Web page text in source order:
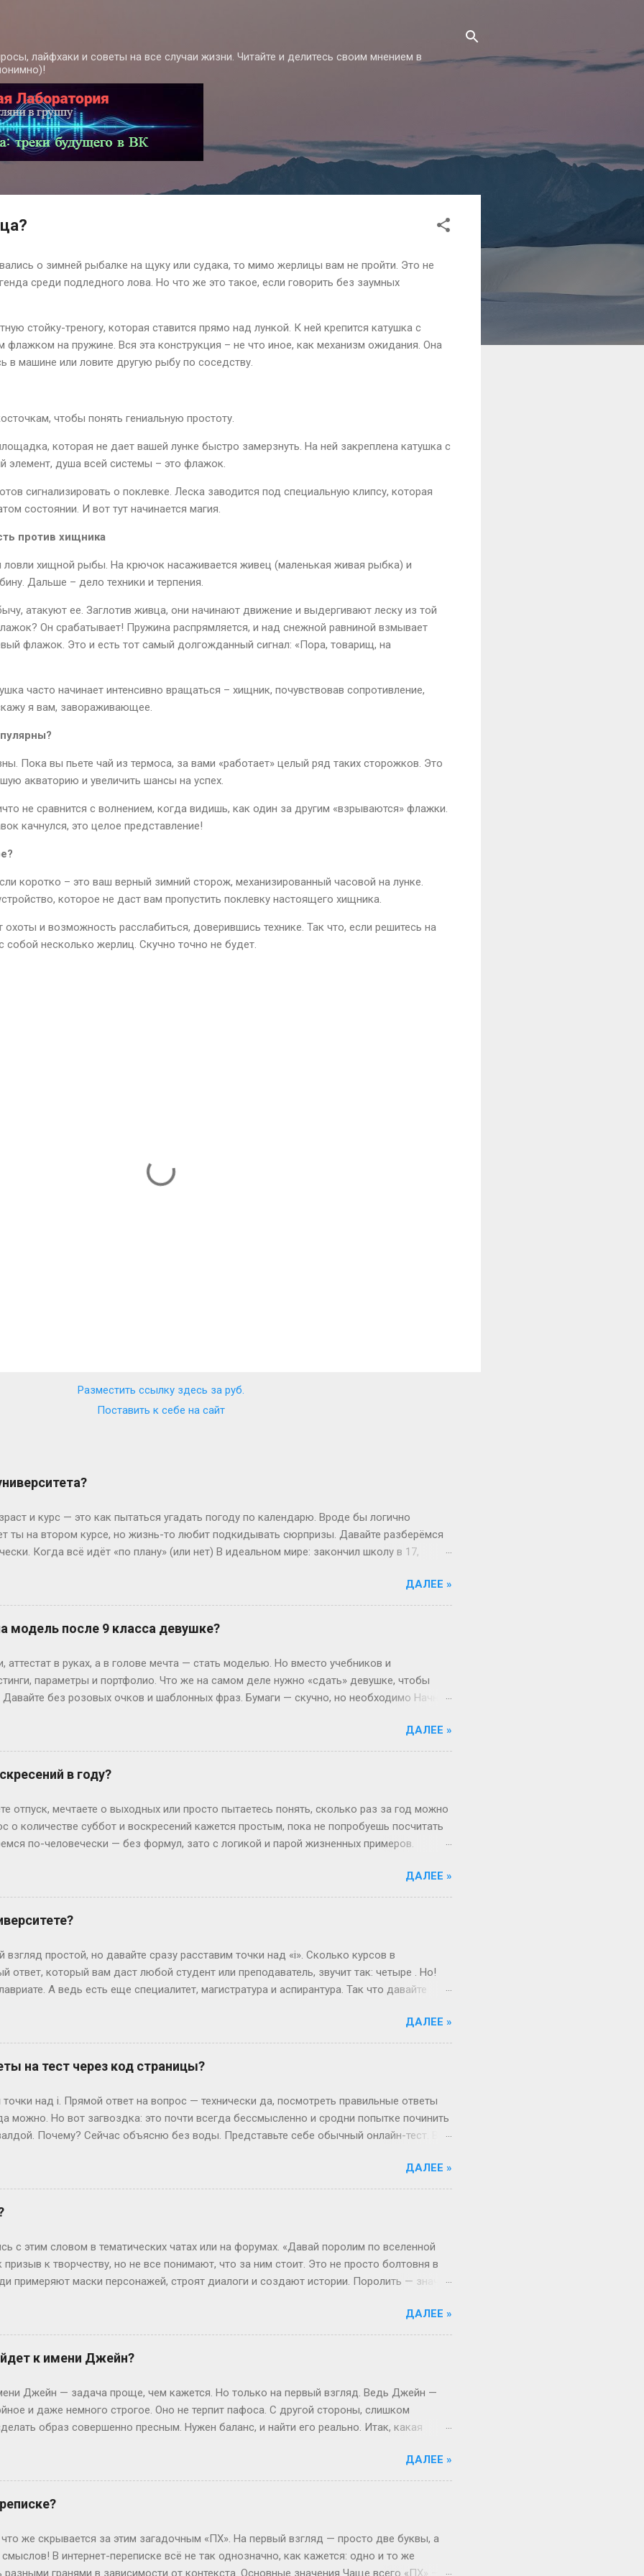
лайфхаки и советы на все случаи жизни. Читайте и делитесь своим мнением в
о зимней рыбалке на щуку или судака, то мимо жерлицы вам не пройти. Это не
среди подледного лова. Но что же это такое, если говорить без заумных
стойку-треногу, которая ставится прямо над лункой. К ней крепится катушка с
флажком на пружине. Вся эта конструкция – не что иное, как механизм ожидания. Она
в машине или ловите другую рыбу по соседству.
чтобы понять гениальную простоту.
которая не дает вашей лунке быстро замерзнуть. На ней закреплена катушка с
элемент, душа всей системы – это флажок.
сигнализировать о поклевке. Леска заводится под специальную клипсу, которая
состоянии. И вот тут начинается магия.
против хищника
ловли хищной рыбы. На крючок насаживается живец (маленькая живая рыбка) и
Дальше – дело техники и терпения.
атакуют ее. Заглотив живца, они начинают движение и выдергивают леску из той
Он срабатывает! Пружина распрямляется, и над снежной равниной взмывает
флажок. Это и есть тот самый долгожданный сигнал: «Пора, товарищ, на
часто начинает интенсивно вращаться – хищник, почувствовав сопротивление,
я вам, завораживающее.
Пока вы пьете чай из термоса, за вами «работает» целый ряд таких сторожков. Это
акваторию и увеличить шансы на успех.
не сравнится с волнением, когда видишь, как один за другим «взрываются» флажки.
качнулся, это целое представление!
коротко – это ваш верный зимний сторож, механизированный часовой на лунке.
которое не даст вам пропустить поклевку настоящего хищника.
охоты и возможность расслабиться, доверившись технике. Так что, если решитесь на
несколько жерлиц. Скучно точно не будет.
Разместить ссылку здесь за руб.
Поставить к себе на сайт
и курс — это как пытаться угадать погоду по календарю. Вроде бы логично
ты на втором курсе, но жизнь-то любит подкидывать сюрпризы. Давайте разберёмся
Когда всё идёт «по плану» (или нет) В идеальном мире: закончил школу в 17,
отучился год, ушёл в армию, вернулся — и теперь он первокурсник в 19, а
Или Мария из Испании: взяла gap year, работала в хостеле на Бали, а теперь
пока её ровесники пишут курсовые. Кстати, в Германии вообще 13 классов в
обидно: тебе 19, а ты только получил школьный аттестат. Зато в Японии некоторые уже
техникум и вовсю работают. Академы, переводы и прочие зигзаги Бывает, жизнь
Иван с первого к...
ДАЛЕЕ »
модель после 9 класса девушке?
аттестат в руках, а в голове мечта — стать моделью. Но вместо учебников и
параметры и портфолио. Что же на самом деле нужно «сдать» девушке, чтобы
Давайте без розовых очков и шаблонных фраз. Бумаги — скучно, но необходимо Начнём
паспорт (или свидетельство о рождении), справка от врача, что здоровье
И да, если тебе нет 18, подпись родителей — как билет в этот мир. Но это всё
испытания — впереди. Рост, вес и другие цифры: где правда, а где мифы? «Ты должна
— эту фразу слышат все. Но давай честно: индустрия меняется. Да, для
60 кг и при этом выг...
ДАЛЕЕ »
в году?
отпуск, мечтаете о выходных или просто пытаетесь понять, сколько раз за год можно
о количестве суббот и воскресений кажется простым, пока не попробуешь посчитать
по-человечески — без формул, зато с логикой и парой жизненных примеров.
воскресений выходит по 52 штуки. Но тут же мозг вопрошает: «А куда делся тот самый
он прицепляется к следующему году, сдвигая старт. Например, если 1 января —
год начнется со вторника. Вот и вся магия. А если год високосный? Тут уже веселее
52 недели и 2 дня «сверху». Теперь вопрос: могут ли эти два дня оказаться
везёт нечасто...
ДАЛЕЕ »
простой, но давайте сразу расставим точки над «i». Сколько курсов в
ответ, который вам даст любой студент или преподаватель, звучит так: четыре . Но!
А ведь есть еще специалитет, магистратура и аспирантура. Так что давайте
бакалавриат Представьте себе обычного парня, который поступил после школы.
науки? Четыре года. Это четыре курса: первый – самый веселый и страшный,
– экватор, и четвертый – финишная прямая с дипломом. Вот так работает
образования в России. Четыре года пролетают как один миг, поверьте! А если
сотрудники спецслужб. Для них существуе...
ДАЛЕЕ »
на тест через код страницы?
над i. Прямой ответ на вопрос — технически да, посмотреть правильные ответы
можно. Но вот загвоздка: это почти всегда бессмысленно и сродни попытке починить
Почему? Сейчас объясню без воды. Представьте себе обычный онлайн-тест. Вы
данные — ваши ответы и, гипотетически, правильные варианты. Однако, и это
сайты редко хранят что-то ценное прямо в HTML, который вы видите, открыв
ответы? Вот и нет их там! Во всяком случае, в том виде, в каком хотелось бы.
сайтов, ответы можно было случайно напасть в HTML-коде. Сегодня всё иначе.
(ваши вопросы и ...
ДАЛЕЕ »
с этим словом в тематических чатах или на форумах. «Давай поролим по вселенной
к творчеству, но не все понимают, что за ним стоит. Это не просто болтовня в
примеряют маски персонажей, строят диалоги и создают истории. Поролить — значит
— производное от «ролевить», которое, в свою очередь, выросло из субкультуры
игры ассоциировались с настолками или живыми действиями в лесу, то теперь
пространство. «По-» здесь — как приставка действия: не просто играть, а активно
сюжет в реальном времени. Интересно, что пороление стало популярным в эпоху,
навыков. Казалось бы, парадокс: чтобы «ничего не делать» (с точки зрения
имп...
ДАЛЕЕ »
к имени Джейн?
Джейн — задача проще, чем кажется. Но только на первый взгляд. Ведь Джейн —
и даже немного строгое. Оно не терпит пафоса. С другой стороны, слишком
образ совершенно пресным. Нужен баланс, и найти его реально. Итак, какая
Смит или Браун. Джейн Смит звучит как добрая соседка из американского сериала.
не менее, если хочется добавить огонька, присмотрись к фамилиям вроде Миллер
энергичные и запоминаются мгновенно. Коротко и ясно — это вообще золотое правило.
трендов? Знаете, сейчас в моде фамилии-профессии. Джейн Тейлор (портниха) или
Сразу возникает образ человека дела, который не боится работы. Это добавляет
вариант — географические фами...
ДАЛЕЕ »
что же скрывается за этим загадочным «ПХ». На первый взгляд — просто две буквы, а
В интернет-переписке всё не так однозначно, как кажется: одно и то же
гранями в зависимости от контекста. Основные значения Чаще всего «ПХ» —